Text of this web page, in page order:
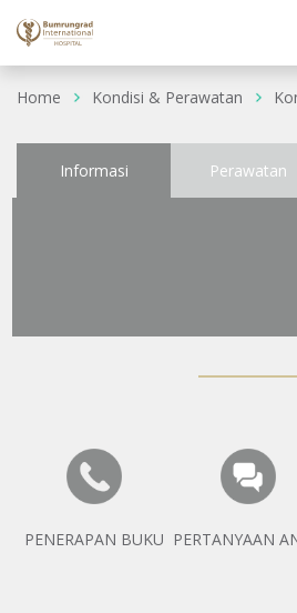
Home Kondisi & Perawatan
Informasi Perawatan
PENERAPAN BUKU PERTANYAAN